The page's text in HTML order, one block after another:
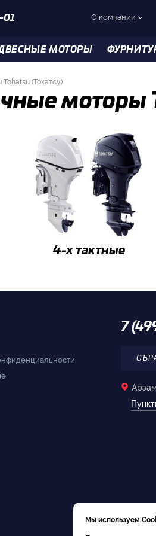
01 О компании
МОТОРЫ
(Тохатсу)
моторы
4-x тактные
7
Мы используем